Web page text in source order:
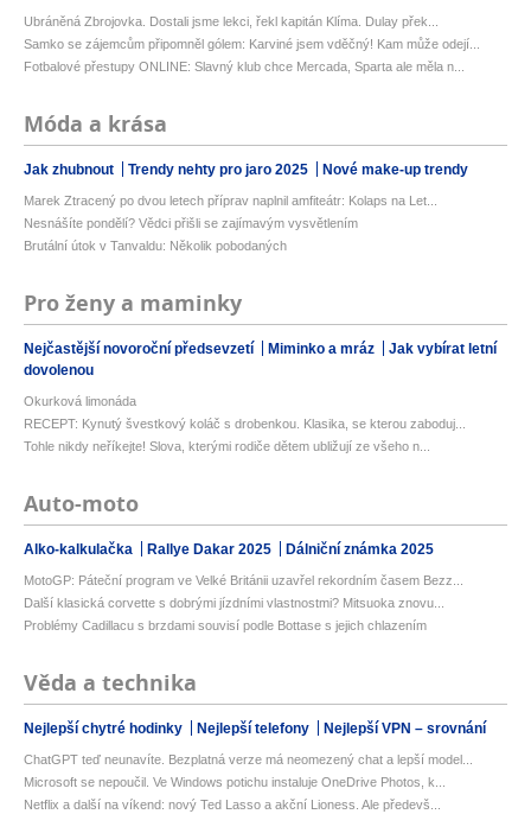
Ubráněná Zbrojovka. Dostali jsme lekci, řekl kapitán Klíma. Dulay přek...
Samko se zájemcům připomněl gólem: Karviné jsem vděčný! Kam může odejí...
Fotbalové přestupy ONLINE: Slavný klub chce Mercada, Sparta ale měla n...
Móda a krása
Jak zhubnout Trendy nehty pro jaro 2025 Nové make-up trendy
Marek Ztracený po dvou letech příprav naplnil amfiteátr: Kolaps na Let...
Nesnášíte pondělí? Vědci přišli se zajímavým vysvětlením
Brutální útok v Tanvaldu: Několik pobodaných
Pro ženy a maminky
Nejčastější novoroční předsevzetí Miminko a mráz
Jak vybírat letní
dovolenou
Okurková limonáda
RECEPT: Kynutý švestkový koláč s drobenkou. Klasika, se kterou zaboduj...
Tohle nikdy neříkejte! Slova, kterými rodiče dětem ubližují ze všeho n...
Auto-moto
Alko-kalkulačka Rallye Dakar 2025 Dálniční známka 2025
MotoGP: Páteční program ve Velké Británii uzavřel rekordním časem Bezz...
Další klasická corvette s dobrými jízdními vlastnostmi? Mitsuoka znovu...
Problémy Cadillacu s brzdami souvisí podle Bottase s jejich chlazením
Věda a technika
Nejlepší chytré hodinky Nejlepší telefony Nejlepší VPN – srovnání
ChatGPT teď neunavíte. Bezplatná verze má neomezený chat a lepší model...
Microsoft se nepoučil. Ve Windows potichu instaluje OneDrive Photos, k...
Netflix a další na víkend: nový Ted Lasso a akční Lioness. Ale předevš...